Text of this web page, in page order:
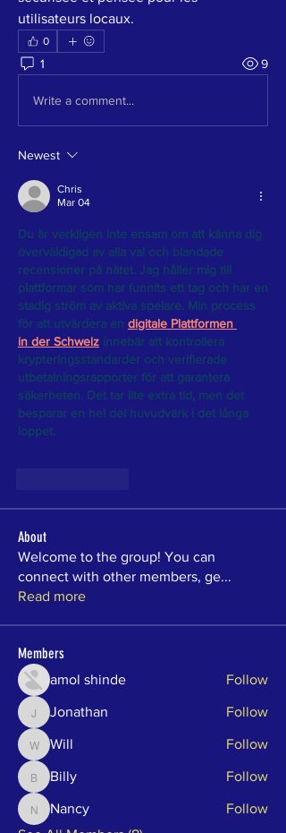
utilisateurs locaux.
0
1 9
Write a comment...
Newest
Chris
Mar 04
Du är verkligen inte ensam om att känna dig
överväldigad av alla val och blandade
recensioner på nätet. Jag håller mig till
plattformar som har funnits ett tag och har en
stadig ström av aktiva spelare. Min process
för att utvärdera en digitale Plattformen
in der Schweiz innebär att kontrollera
krypteringsstandarder och verifierade
utbetalningsrapporter för att garantera
säkerheten. Det tar lite extra tid, men det
besparar en hel del huvudvärk i det långa
loppet.
About
Welcome to the group! You can
connect with other members, ge...
Read more
Members
amol shinde Follow
Jonathan
Jonathan Follow
WillWill Follow
BillyBilly Follow
NancyNancy
Follow